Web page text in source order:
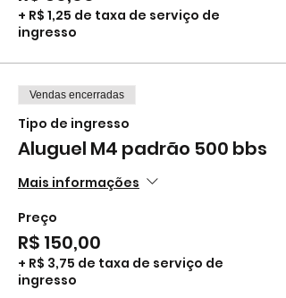
+ R$ 1,25 de taxa de serviço de
ingresso
Vendas encerradas
Tipo de ingresso
Aluguel M4 padrão 500 bbs
Mais informações
Preço
R$ 150,00
+ R$ 3,75 de taxa de serviço de
ingresso